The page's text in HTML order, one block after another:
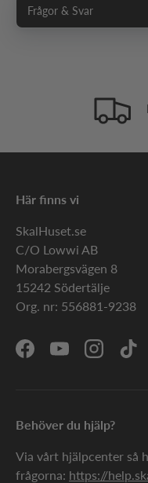
Frågor & Svar
Här finns vi
SkalHuset.se
C/O Lowwi AB
Morabergsvägen 8
15242 Södertälje
Org. nr: 556881-9238
FacebookYouTubeInstagram
Behöver du hjälp?
Via vårt hjälpcenter så
frågorna: https://